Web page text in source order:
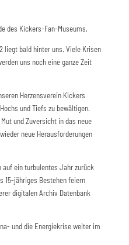
des Kickers-Fan-Museums,
liegt bald hinter uns. Viele Krisen
uns noch eine ganze Zeit
Herzensverein Kickers
und Tiefs zu bewältigen.
und Zuversicht in das neue
neue Herausforderungen
auf ein turbulentes Jahr zurück
15-jähriges Bestehen feiern
digitalen Archiv Datenbank
und die Energiekrise weiter im